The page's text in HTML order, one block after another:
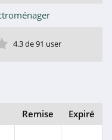
HP
5 étoile
étoile
4.3 de 91 user
Remise Expiré